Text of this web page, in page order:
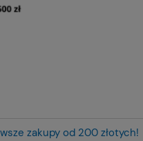
zakupy od 200 złotych!